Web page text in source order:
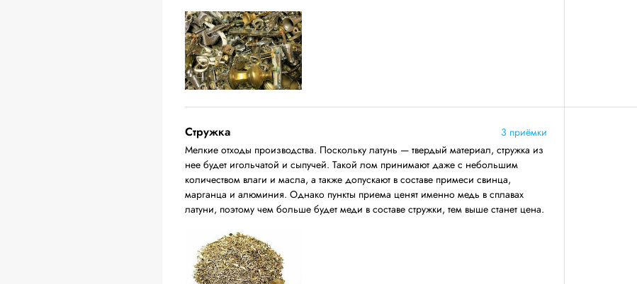
Стружка
3 приёмки
Мелкие отходы производства. Поскольку латунь — твердый материал, стружка из
нее будет игольчатой и сыпучей. Такой лом принимают даже с небольшим
количеством влаги и масла, а также допускают в составе примеси свинца,
марганца и алюминия. Однако пункты приема ценят именно медь в сплавах
латуни, поэтому чем больше будет меди в составе стружки, тем выше станет цена.